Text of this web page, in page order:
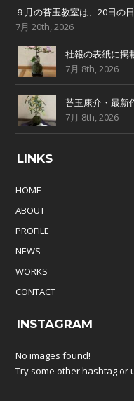
９月の苔玉教室は、20日の日
7月 20th, 2026
社報の表紙に掲
7月 8th, 2026
苔玉康介・最新
7月 8th, 2026
LINKS
HOME
ABOUT
PROFILE
NEWS
WORKS
CONTACT
INSTAGRAM
No images found!
Try some other hashtag or